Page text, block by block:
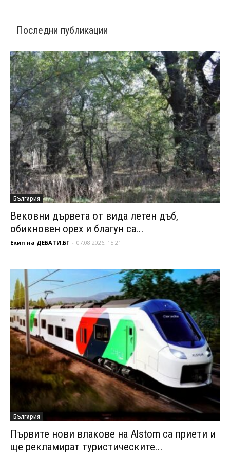
Последни публикации
България
Вековни дървета от вида летен дъб,
обикновен орех и благун са...
Екип на ДЕБАТИ.БГ - 07.08.2026, 15:21
България
Първите нови влакове на Alstom са приети и
ще рекламират туристическите...